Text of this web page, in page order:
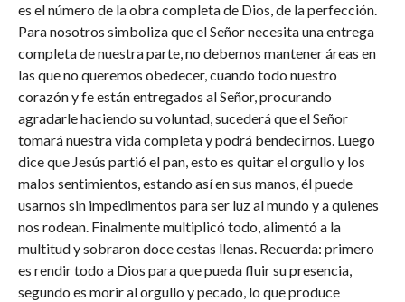
es el número de la obra completa de Dios, de la perfección.
Para nosotros simboliza que el Señor necesita una entrega
completa de nuestra parte, no debemos mantener áreas en
las que no queremos obedecer, cuando todo nuestro
corazón y fe están entregados al Señor, procurando
agradarle haciendo su voluntad, sucederá que el Señor
tomará nuestra vida completa y podrá bendecirnos. Luego
dice que Jesús partió el pan, esto es quitar el orgullo y los
malos sentimientos, estando así en sus manos, él puede
usarnos sin impedimentos para ser luz al mundo y a quienes
nos rodean. Finalmente multiplicó todo, alimentó a la
multitud y sobraron doce cestas llenas. Recuerda: primero
es rendir todo a Dios para que pueda fluir su presencia,
segundo es morir al orgullo y pecado, lo que produce